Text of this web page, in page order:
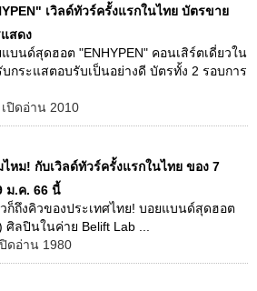
เวิลด์ทัวร์ครั้งแรกในไทย บัตรขาย
สดง
บนด์สุดฮอต "ENHYPEN" คอนเสิร์ตเดี่ยวใน
กระแสตอบรับเป็นอย่างดี บัตรทั้ง 2 รอบการ
ปิดอ่าน 2010
ไหม! กับเวิลด์ทัวร์ครั้งแรกในไทย ของ 7
ม.ค. 66 นี้
ก็ถึงคิวของประเทศไทย! บอยแบนด์สุดฮอต
ศิลปินในค่าย Belift Lab ...
ดอ่าน 1980